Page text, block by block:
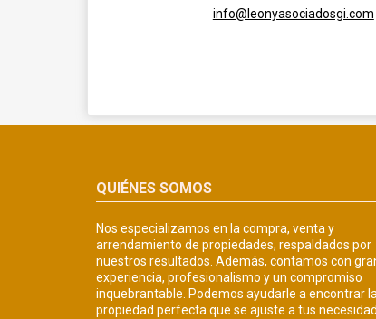
info@leonyasociadosgi.com
QUIÉNES SOMOS
Nos especializamos en la compra, venta y
arrendamiento de propiedades, respaldados por
nuestros resultados. Además, contamos con
experiencia, profesionalismo y un compromiso
inquebrantable. Podemos ayudarle a encontrar la
propiedad perfecta que se ajuste a tus